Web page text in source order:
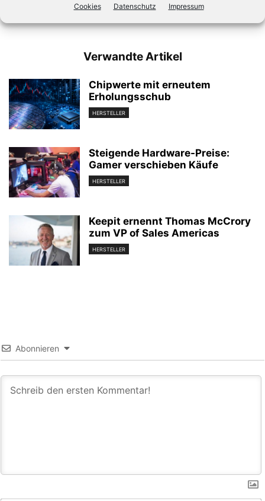
Cookies Datenschutz Impressum
Gehälter: Das verdienen
HP: Michael Boyle löst
Verwandte Artikel
Chipwerte mit erneutem
Erholungsschub
HERSTELLER
Steigende Hardware-Preise:
Gamer verschieben Käufe
HERSTELLER
Keepit ernennt Thomas McCrory
zum VP of Sales Americas
HERSTELLER
Abonnieren